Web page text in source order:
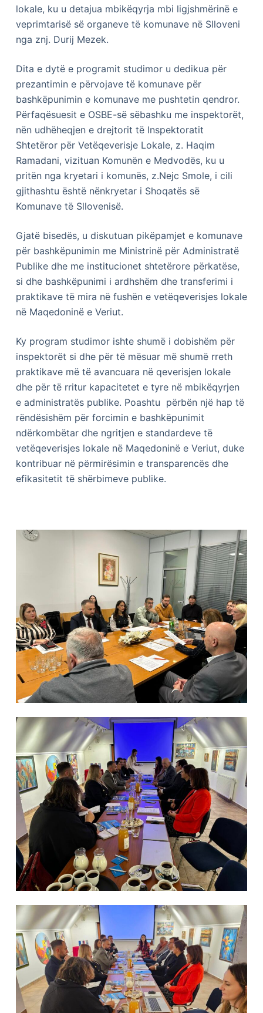
lokale, ku u detajua mbikëqyrja mbi ligjshmërinë e
veprimtarisë së organeve të komunave në Slloveni
nga znj. Durij Mezek.
Dita e dytë e programit studimor u dedikua për
prezantimin e përvojave të komunave për
bashkëpunimin e komunave me pushtetin qendror.
Përfaqësuesit e OSBE-së sëbashku me inspektorët,
nën udhëheqjen e drejtorit të Inspektoratit
Shtetëror për Vetëqeverisje Lokale, z. Haqim
Ramadani, vizituan Komunën e Medvodës, ku u
pritën nga kryetari i komunës, z.Nejc Smole, i cili
gjithashtu është nënkryetar i Shoqatës së
Komunave të Sllovenisë.
Gjatë bisedës, u diskutuan pikëpamjet e komunave
për bashkëpunimin me Ministrinë për Administratë
Publike dhe me institucionet shtetërore përkatëse,
si dhe bashkëpunimi i ardhshëm dhe transferimi i
praktikave të mira në fushën e vetëqeverisjes lokale
në Maqedoninë e Veriut.
Ky program studimor ishte shumë i dobishëm për
inspektorët si dhe për të mësuar më shumë rreth
praktikave më të avancuara në qeverisjen lokale
dhe për të rritur kapacitetet e tyre në mbikëqyrjen
e administratës publike. Poashtu përbën një hap të
rëndësishëm për forcimin e bashkëpunimit
ndërkombëtar dhe ngritjen e standardeve të
vetëqeverisjes lokale në Maqedoninë e Veriut, duke
kontribuar në përmirësimin e transparencës dhe
efikasitetit të shërbimeve publike.